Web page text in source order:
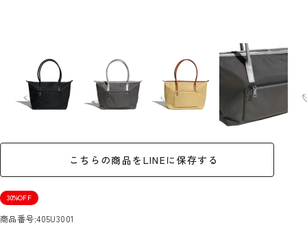
こちらの商品をLINEに保存する
30%OFF
商品番号 405U3001